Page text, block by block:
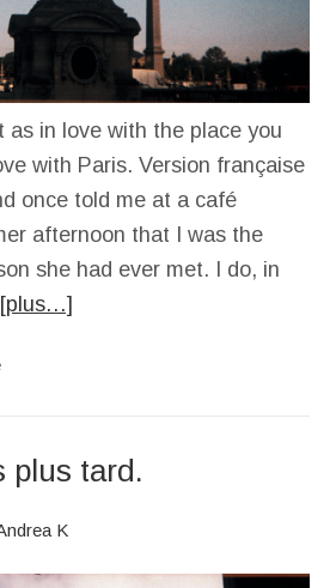
as in love with the place you
with Paris. Version française
once told me at a café
afternoon that I was the
she had ever met. I do, in
[plus…]
plus tard.
K